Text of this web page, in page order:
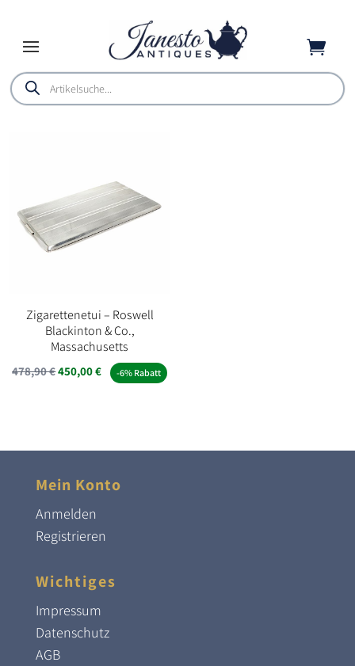

Products
search
Zigarettenetui – Roswell
Blackinton & Co.,
Massachusetts
478,90€Ursprünglicher
450,00€Aktueller
-6% Rabatt
Mein Konto
Anmelden
Registrieren
Wichtiges
Impressum
Datenschutz
AGB